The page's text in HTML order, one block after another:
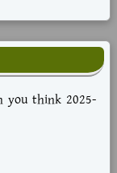
you think 2025-